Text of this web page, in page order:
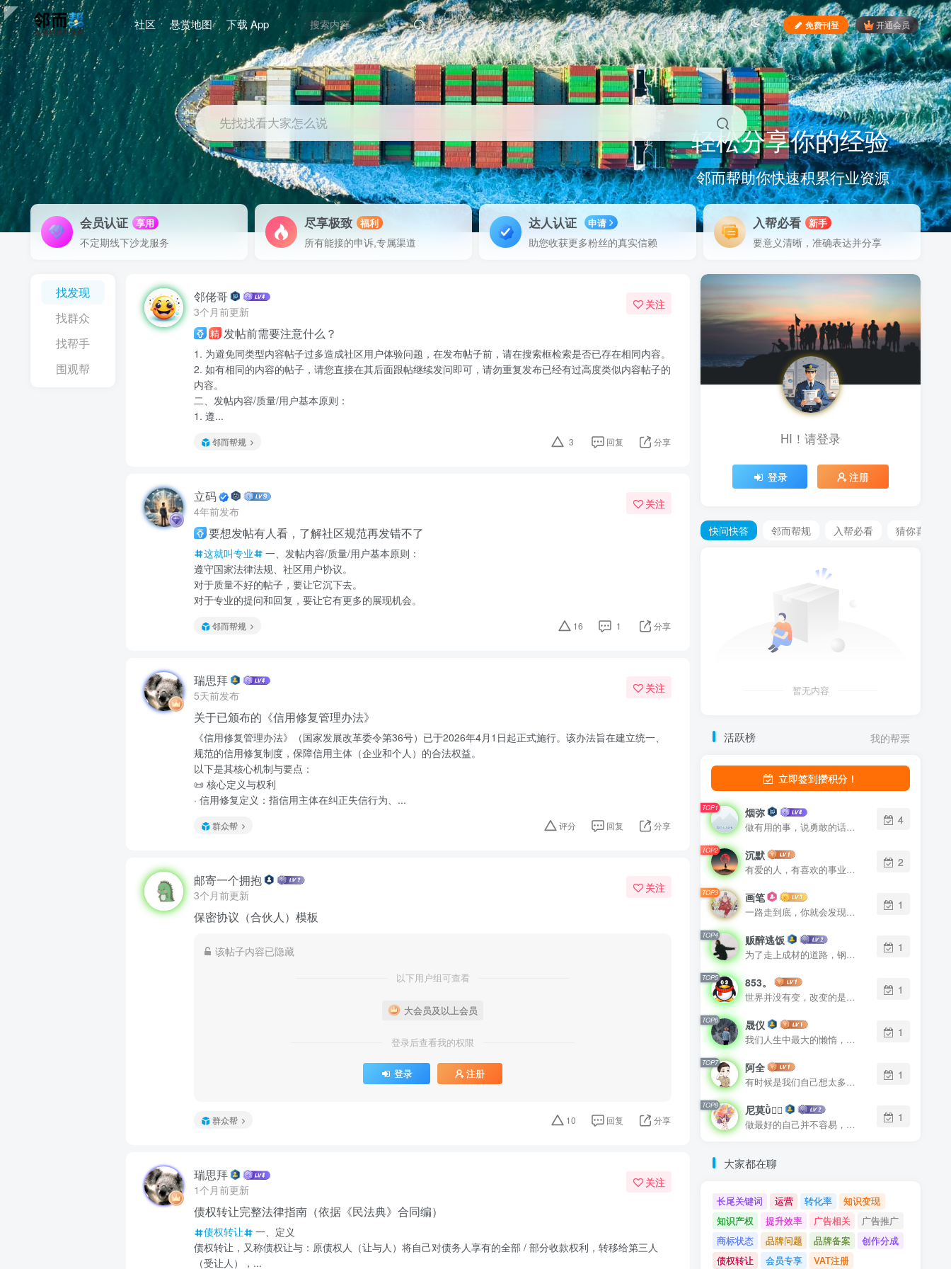
社区 悬赏地图 下载 App 免费刊登 开通会员
登录 注册
轻松分享你的经验
邻而帮助你快速积累行业资源
认证
我们对
先找找看大家怎么说
会员认证 享用
不定期线下沙龙服务
尽享极致 福利
所有能接的申诉,专属渠道
达人认证 申请
助您收获更多粉丝的真实信赖
入帮必看 新手
要意义清晰，准确表达并分享
找发现
找群众
找帮手
围观帮
邻佬哥
3个月前更新
关注
精 发帖前需要注意什么？
1. 为避免同类型内容帖子过多造成社区用户体验问题，在发布帖子前，请在搜索框检索是否已存在相同内容。
2. 如有相同的内容的帖子，请您直接在其后面跟帖继续发问即可，请勿重复发布已经有过高度类似内容帖子的
内容。
二、发帖内容/质量/用户基本原则：
1. 遵...
邻而帮规 3 回复 分享
立码
4年前发布
关注
要想发帖有人看，了解社区规范再发错不了
这就叫专业
一、发帖内容/质量/用户基本原则：
遵守国家法律法规、社区用户协议。
对于质量不好的帖子，要让它沉下去。
对于专业的提问和回复，要让它有更多的展现机会。
邻而帮规 16 1 分享
瑞思拜
5天前发布
关注
关于已颁布的《信用修复管理办法》
《信用修复管理办法》（国家发展改革委令第36号）已于2026年4月1日起正式施行。该办法旨在建立统一、
规范的信用修复制度，保障信用主体（企业和个人）的合法权益。
以下是其核心机制与要点：
📜 核心定义与权利
· 信用修复定义：指信用主体在纠正失信行为、...
群众帮 评分 回复 分享
邮寄一个拥抱
3个月前更新
关注
保密协议（合伙人）模板
该帖子内容已隐藏
以下用户组可查看
大会员及以上会员
登录后查看我的权限
登录 注册
群众帮 10 回复 分享
瑞思拜
1个月前更新
关注
债权转让完整法律指南（依据《民法典》合同编）
债权转让
一、定义
债权转让，又称债权让与：原债权人（让与人）将自己对债务人享有的全部 / 部分收款权利，转移给第三人
（受让人），...
HI！请登录
登录 注册
快问快答 邻而帮规 入帮必看 猜你喜欢
暂无内容
活跃榜 我的帮票
立即签到攒积分！
TOP1 烟弥
做有用的事，说勇敢的话，想美好的事，一生足矣
4
TOP2 沉默
有爱的人，有喜欢的事业，有梦想
2
TOP3 画笔
一路走到底，你就会发现那个最佳出口
1
TOP4 贩醉逃饭
为了走上成材的道路，钢铁决不惋惜璀璨的钢花被遗弃
1
TOP5 853。
世界并没有变，改变的是我们
1
TOP6 晟仪
我们人生中最大的懒惰，就是当我们明知自己拥有作出选择的能力，却不去主动改变而是放任它的生活态度
1
TOP7 阿全
有时候是我们自己想太多才让自己如此难受
1
TOP8 尼莫
做最好的自己并不容易，这是很美好的愿望，需要耐心、坚持和毅力
1
大家都在聊
长尾关键词 运营 转化率
知识变现
知识产权
提升效率 广告相关
广告推广
商标状态
品牌问题 品牌备案
创作分成
债权转让
会员专享 VAT注册